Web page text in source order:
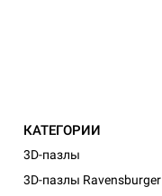
КАТЕГОРИИ
3D-пазлы
3D-пазлы Ravensburger
Монстры